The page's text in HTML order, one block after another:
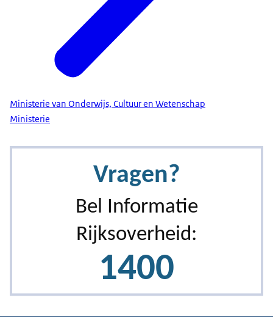
schuin opengeklapt raam en een grote groene
plant met dunne,
maar grote gebogen bladeren.
de IC-verpleegkundigen. Die opleiding zit
bijvoorbeeld op
verpleegkundigen op dat
niveau ook kunnen denken en werken. Het zou
heel mooi zijn als in de nabije toekomst ook
werkgevers veel meer de
mogelijkheden zien van dit soort opleidingen.
Waarbij op een
andere manier een kwalificatie wordt aangegeven.
biedt NLQF echt wel mogelijkheden voor."
Ministerie van Onderwijs, Cultuur en Wetenschap
Ministerie